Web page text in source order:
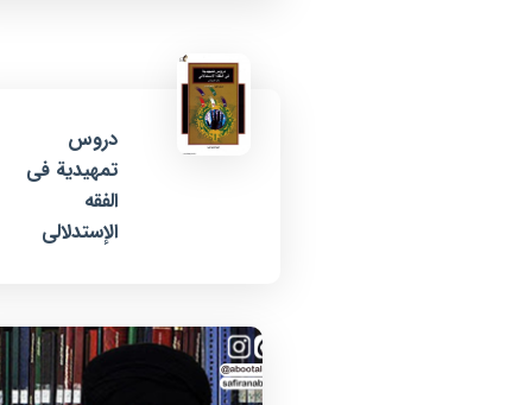
دروس
تمهیدیة فی
الفقه
الإستدلالی